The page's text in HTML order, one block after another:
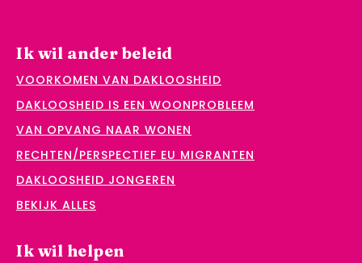
Ik wil ander beleid
VOORKOMEN VAN DAKLOOSHEID
DAKLOOSHEID IS EEN WOONPROBLEEM
VAN OPVANG NAAR WONEN
RECHTEN/PERSPECTIEF EU MIGRANTEN
DAKLOOSHEID JONGEREN
BEKIJK ALLES
Ik wil helpen